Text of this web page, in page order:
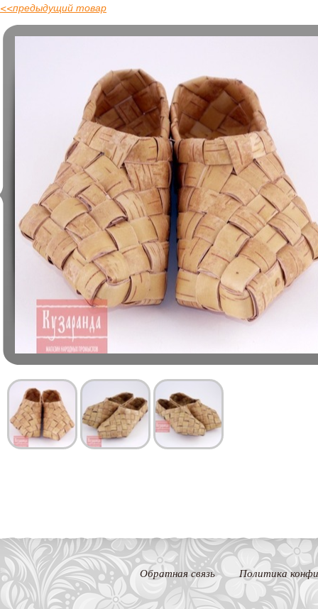
<<предыдущий товар
Обратная связь Политика